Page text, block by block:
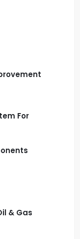
For
& Gas